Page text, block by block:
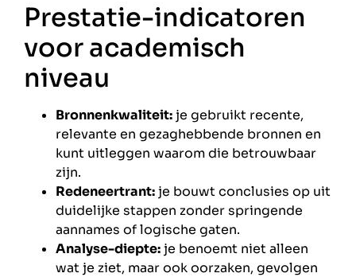
Prestatie-indicatoren
voor academisch
niveau
Bronnenkwaliteit:je gebruikt recente,
relevante en gezaghebbende bronnen en
kunt uitleggen waarom die betrouwbaar
zijn.
Redeneertrant:je bouwt conclusies op uit
duidelijke stappen zonder springende
aannames of logische gaten.
Analyse-diepte:je benoemt niet alleen
wat je ziet, maar ook oorzaken, gevolgen